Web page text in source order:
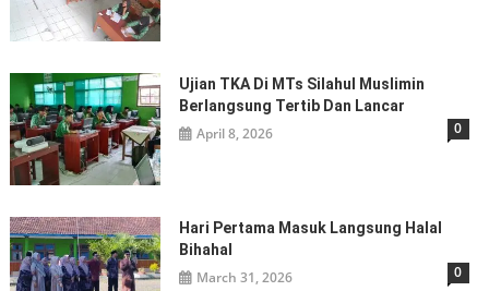
Ujian TKA Di MTs Silahul Muslimin
Berlangsung Tertib Dan Lancar
April 8, 2026 0
Hari Pertama Masuk Langsung Halal
Bihahal
March 31, 2026 0